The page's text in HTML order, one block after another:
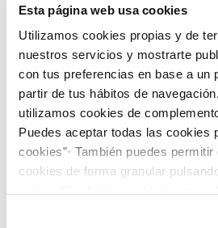
Esta página web usa cookies
Utilizamos cookies propias y de
nuestros servicios y mostrarte
con tus preferencias en base a un
partir de tus hábitos de
utilizamos cookies de
Puedes aceptar todas las cookies
cookies”· También puedes
cookies de forma granular
Geográfica ofrecen datos
eficientes e informar al
de forma inmediata”